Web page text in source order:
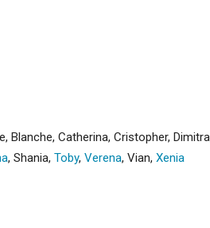
, Blanche, Catherina, Cristopher, Dimitra
, Shania, Toby, Verena, Vian, Xenia